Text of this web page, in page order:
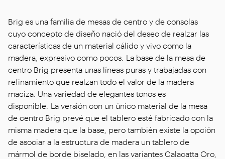
Brig es una familia de mesas de centro y de consolas
cuyo concepto de diseño nació del deseo de realzar las
características de un material cálido y vivo como la
madera, expresivo como pocos. La base de la mesa de
centro Brig presenta unas líneas puras y trabajadas con
refinamiento que realzan todo el valor de la madera
maciza. Una variedad de elegantes tonos es
disponible. La versión con un único material de la mesa
de centro Brig prevé que el tablero esté fabricado con la
misma madera que la base, pero también existe la opción
de asociar a la estructura de madera un tablero de
mármol de borde biselado, en las variantes Calacatta Oro,